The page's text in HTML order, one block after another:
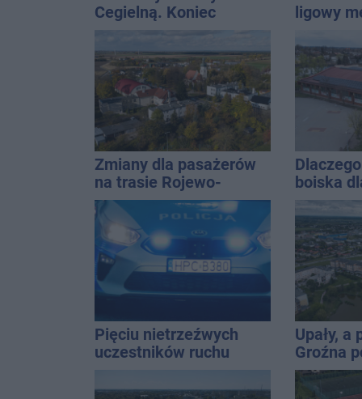
Cegielną. Koniec
remontu zatok
ligowy
Zmiany dla pasażerów
na trasie Rojewo-
Inowrocław
boiska
Ratusz
Pięciu nietrzeźwych
uczestników ruchu
Rekordzista miał 2,6
Upały, a
Groźna
naszym